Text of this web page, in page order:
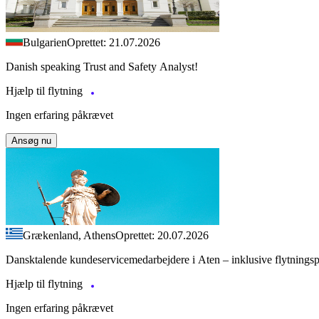
BulgarienOprettet: 21.07.2026
Danish speaking Trust and Safety Analyst!
Hjælp til flytning
Ingen erfaring påkrævet
Ansøg nu
Grækenland, AthensOprettet: 20.07.2026
Dansktalende kundeservicemedarbejdere i Aten – inklusive
Hjælp til flytning
Ingen erfaring påkrævet